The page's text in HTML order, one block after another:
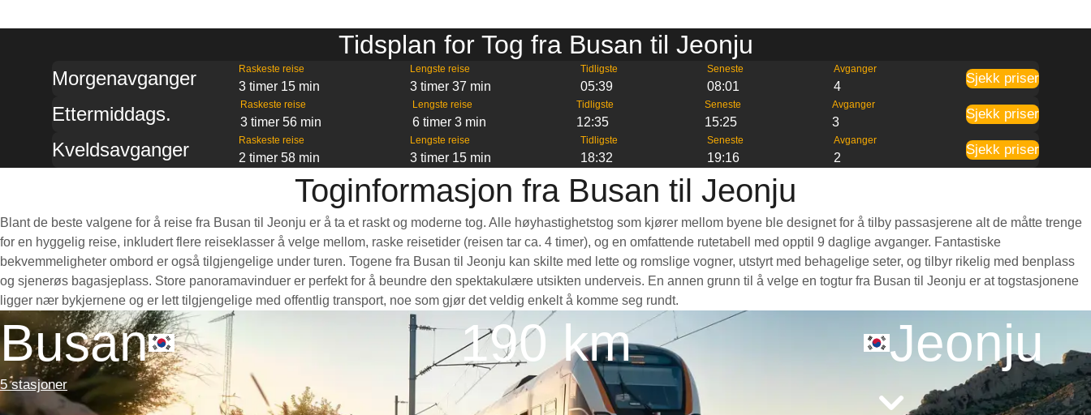
Tidsplan for Tog fra Busan til Jeonju
Morgenavganger Raskeste reise
3 timer 15 min
Lengste reise
3 timer 37 min
Tidligste
05:39
Seneste
08:01
Avganger
4
Sjekk priser
Ettermiddags. Raskeste reise
3 timer 56 min
Lengste reise
6 timer 3 min
Tidligste
12:35
Seneste
15:25
Avganger
3
Sjekk priser
Kveldsavganger Raskeste reise
2 timer 58 min
Lengste reise
3 timer 15 min
Tidligste
18:32
Seneste
19:16
Avganger
2
Sjekk priser
Toginformasjon fra Busan til Jeonju
Blant de beste valgene for å reise fra Busan til Jeonju er å ta et raskt og moderne tog. Alle høyhastighetstog som kjører mellom byene ble designet for å tilby passasjerene alt de måtte trenge
for en hyggelig reise, inkludert flere reiseklasser å velge mellom, raske reisetider (reisen tar ca. 4 timer), og en omfattende rutetabell med opptil 9 daglige avganger. Fantastiske
bekvemmeligheter ombord er også tilgjengelige under turen. Togene fra Busan til Jeonju kan skilte med lette og romslige vogner, utstyrt med behagelige seter, og tilbyr rikelig med benplass
og sjenerøs bagasjeplass. Store panoramavinduer er perfekt for å beundre den spektakulære utsikten underveis. En annen grunn til å velge en togtur fra Busan til Jeonju er at togstasjonene
ligger nær bykjernene og er lett tilgjengelige med offentlig transport, noe som gjør det veldig enkelt å komme seg rundt.
Busan
5 stasjoner
190 km Jeonju